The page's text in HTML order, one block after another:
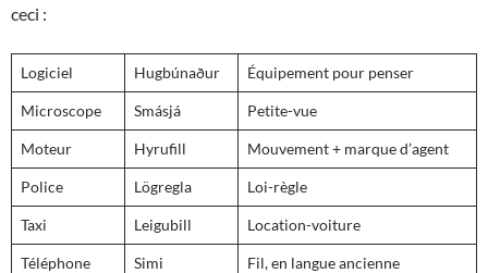
ceci :
Logiciel Hugbúnaður Équipement pour penser
Microscope Smásjá Petite-vue
Moteur Hyrufill Mouvement + marque d’agent
Police Lögregla Loi-règle
Taxi Leigubill Location-voiture
Téléphone Simi Fil, en langue ancienne